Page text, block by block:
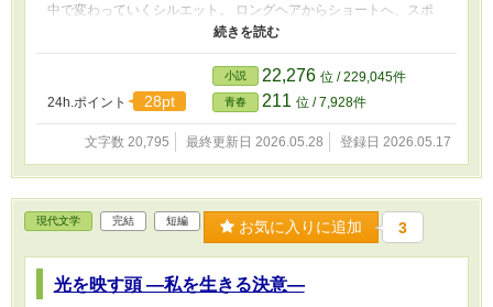
中で変わっていくシルエット。 ロングヘアからショートへ、スポ
ーツ刈りへ、そして坊主、さらにスキンヘッドへ。 削ぎ落として
いくたびに、彼女の内側に眠っていた本当の強さが姿を現す。 最
後のブザーが鳴るその瞬間、何もない頭で放った一球。 それは勝
利のシュートであり、彼女自身の再生の証でもあった。 髪を断つ
ことは、弱さを断つこと。 少女からプレーヤーへ――。 揺れてい
た影が、やがて揺るがない輪郭へ変わるまでの、熱く静かな青春物
24h.ポイント 28pt
小説 22,276 位 / 229,045件
青春 211 位 / 7,928件
文字数 20,795 最終更新日 2026.05.28 登録日 2026.05.17
現代文学 完結 短編 お気に入りに追加 3
光を映す頭 ―私を生きる決意―